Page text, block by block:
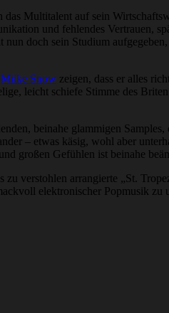
Multitalent auf sein
und fehlendes Vertrauen,
doch sein Studium
Miike Snow zeigen, dass er alles
leicht schiefe Stimme des
beinahe glammigen Samples,
– etwas käsig, wohl aber
großen Gefühlen ist beinahe
verstohlen arrangierte „St.
elektronischer Popmusik zu